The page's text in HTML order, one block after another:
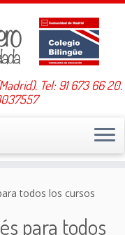
Tel: 91 673 66 20.
todos los cursos
para todos